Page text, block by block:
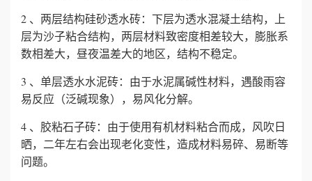
2 、两层结构硅砂透水砖：下层为透水混凝土结构，上
层为沙子粘合结构，两层材料致密度相差较大，膨胀系
数相差大，昼夜温差大的地区，结构不稳定。
3 、单层透水水泥砖：由于水泥属碱性材料，遇酸雨容
易反应（泛碱现象），易风化分解。
4 、胶粘石子砖：由于使用有机材料粘合而成，风吹日
晒，二年左右会出现老化变性，造成材料易碎、易断等
问题。